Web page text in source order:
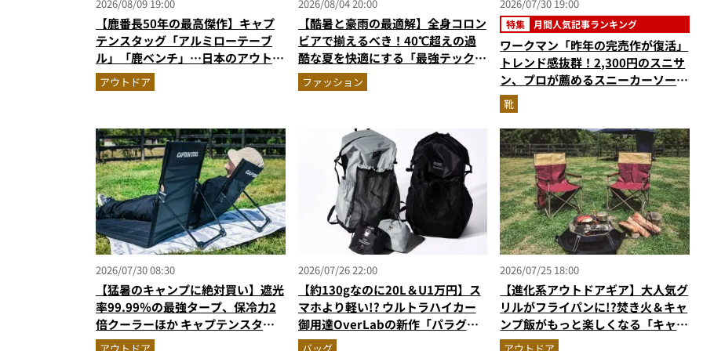
2026/08/09 19:00
【鹿番長50年の最高傑作】キャプ
テンスタッグ「アルミローテーブ
ル」「鹿ベンチ」…日本のアウトド
アを創った歴史と継続・進化を続け
る定番神ギア11選
アウトドア
2026/08/04 20:00
【酷暑と豪雨の最適解】全身コロン
ビアで揃えるべき！40℃超えの過
酷な夏を快適にする「最強テックウ
エア」セットアップ
ファッション
2026/07/30 19:00
特集 月間人気記事ランキング
ワークマン「昨年の完売作が復活」
トレンド感抜群！2,300円のスニサ
ン、プロが薦めるスニーカーソール
搭載“走れるサンダル”…ほか【夏
シューズの人気記事ランキングベス
ト3】（2026年6月版）
靴
2026/07/30 08:30
【猛暑のキャンプに絶対買い】遮光
率99.99％の最強タープ、保冷力2
倍クーラーほか キャプテンスタッ
グの快適ギア6選を徹底解説
2026/07/26 22:00
【約130gなのに20L＆U1万円】ス
マホより軽い!? ウルトラハイカー
御用達OverLabの新作「パラグラ
イダー素材バックパック」に大注目
2026/07/25 18:00
【進化系アウトドアギア】大人気グ
リルがフライパンに!?焚き火＆キャ
ンプ飯がもっと楽しくなる「キャプ
テンスタッグの最強ギア」4選